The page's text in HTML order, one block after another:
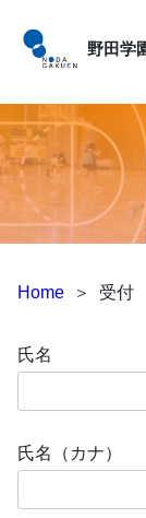
野田学
Home ＞ 受付
氏名
氏名（カナ）